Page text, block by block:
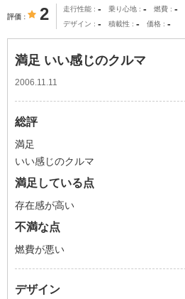
評価 2 走行性能 - 乗り心地 - 燃費 -
デザイン - 積載性 - 価格 -
満足 いい感じのクルマ
2006.11.11
総評
満足
いい感じのクルマ
満足している点
存在感が高い
不満な点
燃費が悪い
デザイン